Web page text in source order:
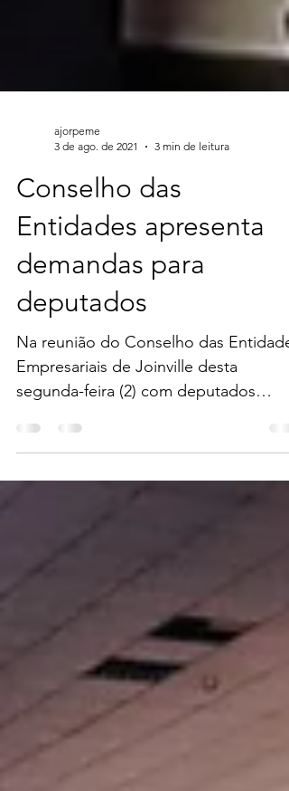
3 de ago. de 2021
3 min de leitura
Conselho das
Entidades apresenta
demandas para
deputados
Na reunião do Conselho das
Empresariais de Joinville desta
segunda-feira (2) com deputados
estaduais Fernando Krelling,